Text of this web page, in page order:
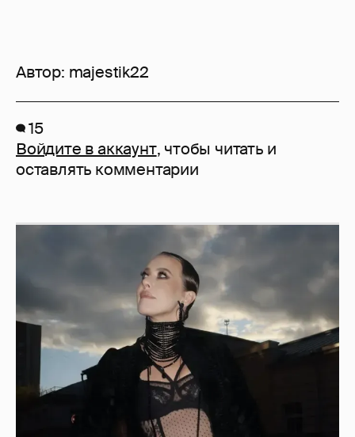
Автор: majestik22
15
Войдите в аккаунт, чтобы читать и
оставлять комментарии